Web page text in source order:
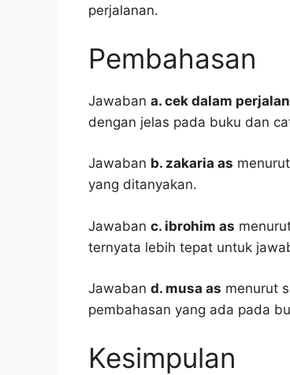
perjalanan.
Pembahasan
Jawaban a. cek dalam
dengan jelas pada buku dan
Jawaban b. zakaria as
yang ditanyakan.
Jawaban c. ibrohim as
ternyata lebih tepat untuk
Jawaban d. musa as menurut
pembahasan yang ada pada
Kesimpulan